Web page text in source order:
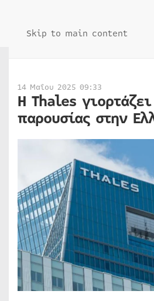
Skip to main content
14 Μαΐου 2025 09:33
Η Thales
παρουσίας στην